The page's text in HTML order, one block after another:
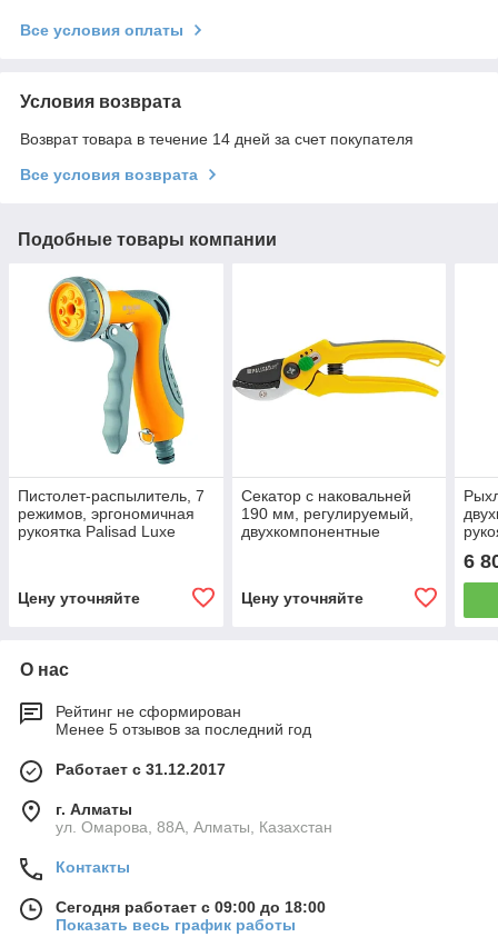
Все условия оплаты
Условия возврата
Возврат товара в течение 14 дней за счет покупателя
Все условия возврата
Подобные товары компании
Пистолет-распылитель, 7
режимов, эргономичная
рукоятка Palisad Luxe
Цену уточняйте
Секатор с наковальней
190 мм, регулируемый,
двухкомпонентные
Цену уточняйте
6
О нас
Рейтинг не сформирован
Менее 5 отзывов за последний год
Работает с 31.12.2017
г. Алматы
ул. Омарова, 88А, Алматы, Казахстан
Контакты
Сегодня работает с 09:00 до 18:00
Показать весь график работы